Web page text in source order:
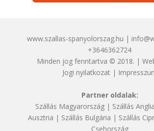
www.szallas-spanyolorszag.hu |
+3646362724
Minden jog fenntartva © 2018. |
Jogi nyilatkozat|
Partner oldalak:
Szállás Magyarország| Szállás Anglia
Ausztria | Szállás Bulgária | Szállás
Csehország